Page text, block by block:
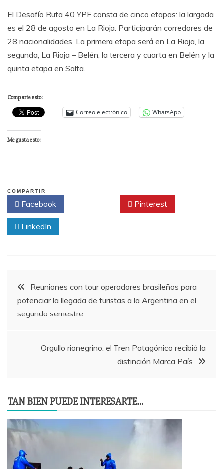
El Desafío Ruta 40 YPF consta de cinco etapas: la largada
es el 28 de agosto en La Rioja. Participarán corredores de
28 nacionalidades. La primera etapa será en La Rioja, la
segunda, La Rioja – Belén; la tercera y cuarta en Belén y la
quinta etapa en Salta.
Comparte esto:
Correo electrónico WhatsApp
Me gusta esto:
COMPARTIR
Facebook Pinterest
LinkedIn
Navegación
de
Reuniones con tour operadores brasileños para
potenciar la llegada de turistas a la Argentina en el
segundo semestre
Orgullo rionegrino: el Tren Patagónico recibió la
distinción Marca País
TAN BIEN PUEDE INTERESARTE...